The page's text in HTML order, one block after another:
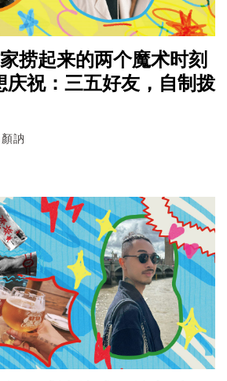
捞起来的两个魔术时刻
祝：三五好友，自制拨
訥